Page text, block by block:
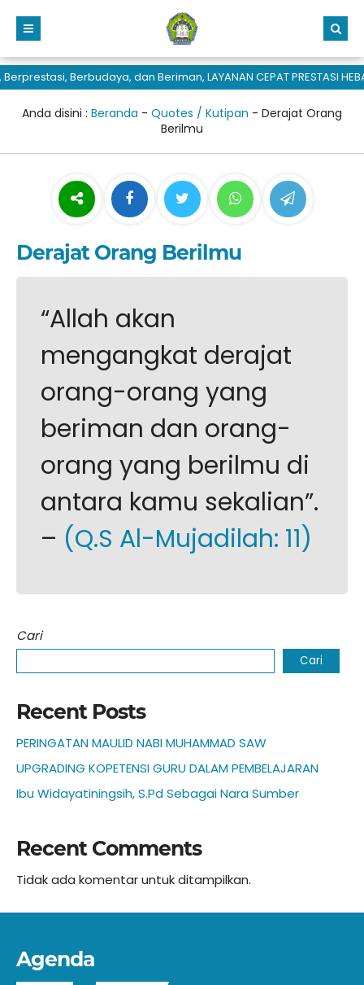
Berbudaya, dan Beriman, LAYANAN CEPAT PRESTASI
Anda disini : Beranda - Quotes / Kutipan - Derajat Orang
Berilmu
Derajat Orang Berilmu
“Allah akan
mengangkat derajat
orang-orang yang
beriman dan orang-
orang yang berilmu di
antara kamu sekalian”.
– (Q.S Al-Mujadilah: 11)
Cari
Cari
Recent Posts
PERINGATAN MAULID NABI MUHAMMAD SAW
UPGRADING KOPETENSI GURU DALAM PEMBELAJARAN
Ibu Widayatiningsih, S.Pd Sebagai Nara Sumber
Recent Comments
Tidak ada komentar untuk ditampilkan.
Agenda